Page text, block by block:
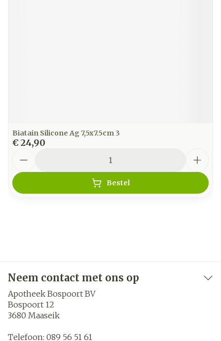
Biatain Silicone Ag 7,5x7.5cm 3
€ 24,90
Bestel
Neem contact met ons op
Apotheek Bospoort BV
Bospoort 12
3680 Maaseik
Telefoon: 089 56 51 61